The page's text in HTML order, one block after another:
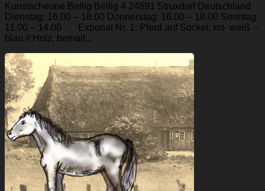
Kunstscheune Bellig Bellig 4 24891 Struxdorf Deutschland
Dienstag: 16.00 – 18.00 Donnerstag: 16.00 – 18.00 Sonntag:
11.00 – 14.00 Exponat Nr. 1: Pferd auf Sockel, rot- weiß –
blau // Holz, bemalt...